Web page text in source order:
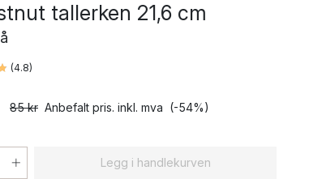
tallerken 21,6 cm
(4.8)
85 kr Anbefalt pris. inkl. mva (-54%)
Legg i handlekurven